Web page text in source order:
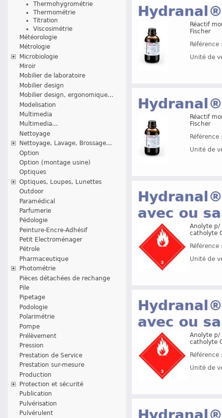
Thermohygrométrie
Thermométrie
Titration
Viscosimétrie
Météorologie
Métrologie
Microbiologie
Miroir
Mobilier de laboratoire
Mobilier design
Mobilier design, ergonomique...
Modelisation
Multimedia
Multimedia...
Nettoyage
Nettoyage, Lavage, Brossage...
Option
Option (montage usine)
Optiques
Optiques, Loupes, Lunettes
Outdoor
Paramédical
Parfumerie
Pédologie
Peinture-Encre-Adhésif
Petit Electroménager
Pétrole
Pharmaceutique
Photométrie
Pièces détachées de rechange
Pile
Pipetage
Podologie
Polarimétrie
Pompe
Prélèvement
Pression
Prestation de Service
Prestation sur-mesure
Production
Protection et sécurité
Publication
Pulvérisation
Pulvérulent
Réactif
Fischer
Unité de
Réactif
Fischer
Unité de
avec ou
Anolyte p/
catholyte
Unité de
avec ou
Anolyte p/
catholyte
Unité de